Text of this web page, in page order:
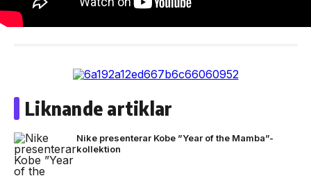
Liknande artiklar
Nike presenterar Kobe ”Year of the Mamba”-
kollektion